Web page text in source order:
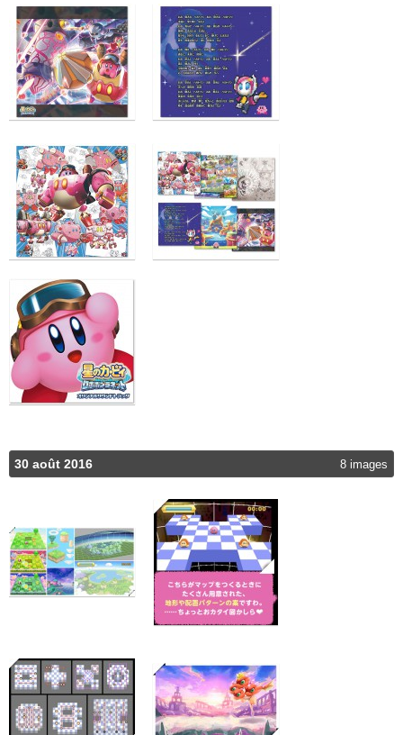
30 août 2016 8 images